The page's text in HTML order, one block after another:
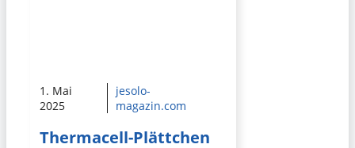
1. Mai
2025
jesolo-
magazin.com
Thermacell-Plättchen